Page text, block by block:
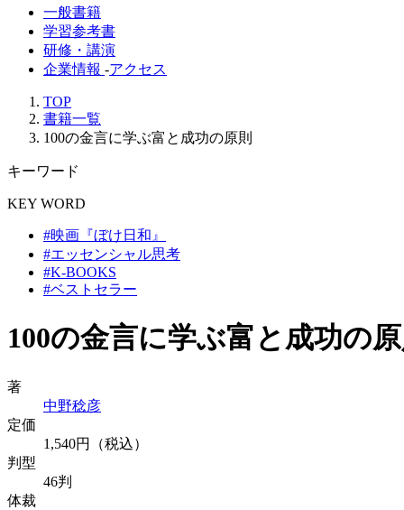
一般書籍
学習参考書
研修・講演
企業情報 -アクセス
TOP
書籍一覧
100の金言に学ぶ富と成功の原則
キーワード
KEY WORD
#映画『ぼけ日和』
#エッセンシャル思考
#K-BOOKS
#ベストセラー
100の金言に学ぶ富と成功の
著
中野稔彦
定価
1,540円（税込）
判型
46判
体裁